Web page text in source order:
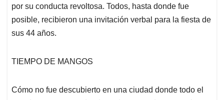
por su conducta revoltosa. Todos, hasta donde fue
posible, recibieron una invitación verbal para la fiesta de
sus 44 años.
TIEMPO DE MANGOS
Cómo no fue descubierto en una ciudad donde todo el